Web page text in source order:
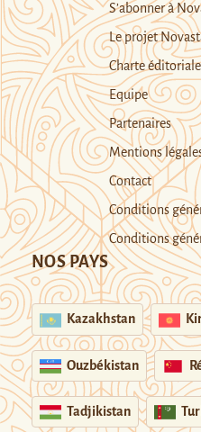
S’abonner à
Le projet
Charte éditoriale
Equipe
Partenaires
Mentions
Contact
Conditions
Conditions
NOS PAYS
Kazakhstan
Ouzbékistan
Tadjikistan